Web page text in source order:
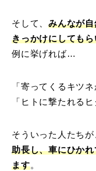
そして、みんなが
きっかけにしても
例に挙げれば…
「寄ってくるキツ
「ヒトに撃たれる
そういった人たちが
助長し、車にひか
ます。